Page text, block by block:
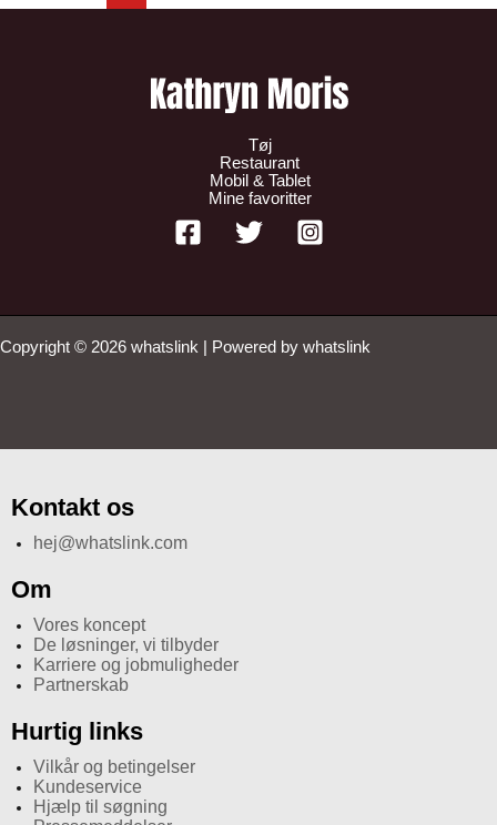
Tøj
Restaurant
Mobil & Tablet
Mine favoritter
Copyright © 2026 whatslink | Powered by whatslink
Kontakt os
hej@whatslink.com
Om
Vores koncept
De løsninger, vi tilbyder
Karriere og jobmuligheder
Partnerskab
Hurtig links
Vilkår og betingelser
Kundeservice
Hjælp til søgning